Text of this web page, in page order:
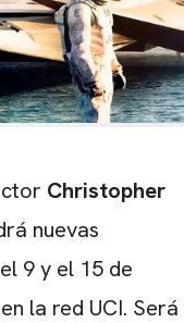
Christopher
nuevas
9 y el 15 de
la red UCI. Será